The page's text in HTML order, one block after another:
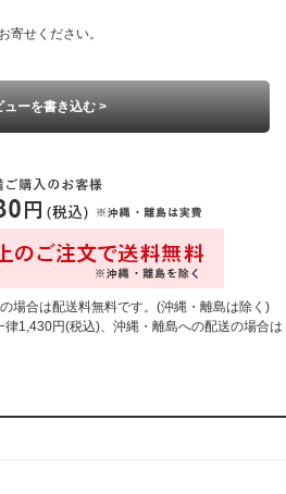
寄せください。
ューを書き込む >
場合は配送料無料です。(沖縄・離島は除く)
1,430円(税込)、沖縄・離島への配送の場合は